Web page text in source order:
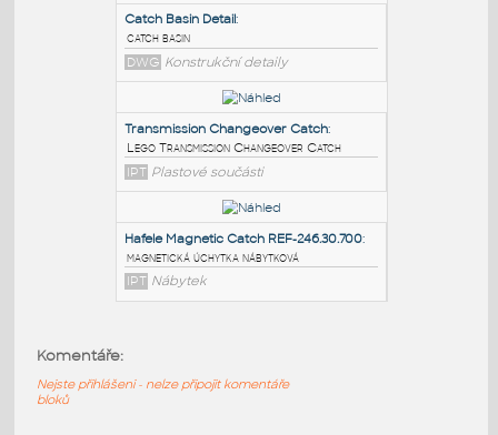
PODOBNÉ BLOKY
Alignment bracket
3D & 2D Alignment bracket
DWG Tvary
Catch Basin Detail:
catch basin
DWG Konstrukční detaily
Plastové součásti
Komentáře:
Nejste přihlášeni - nelze připojit komentáře
bloků